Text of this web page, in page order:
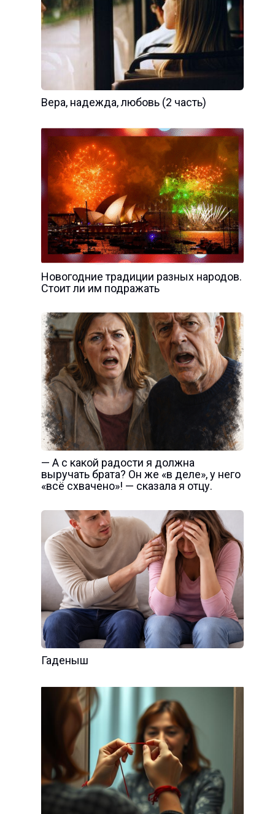
Вера, надежда, любовь (2 часть)
Новогодние традиции разных народов.
Стоит ли им подражать
— А с какой радости я должна
выручать брата? Он же «в деле», у него
«всё схвачено»! — сказала я отцу.
Гаденыш